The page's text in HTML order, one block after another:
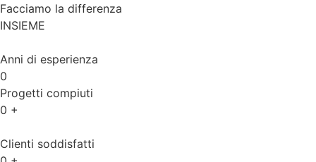
Facciamo la differenza
INSIEME
Anni di esperienza
0
Progetti compiuti
0 +
Clienti soddisfatti